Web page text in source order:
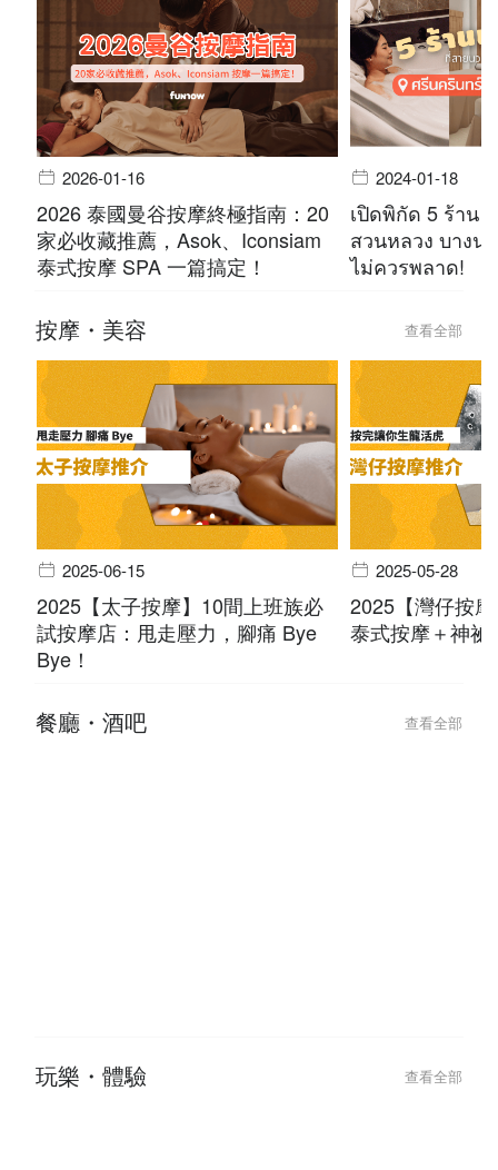
2026-01-16
2026 泰國曼谷按摩終極指南：20
家必收藏推薦，Asok、Iconsiam
2024-01-18
เปิดพิกัด 5 ร้าน
สวนหลวง บาง
按摩・美容 查看全部
2025-06-15
2025【太子按摩】10間上班族必
試按摩店：甩走壓力，腳痛 Bye
2025-05-28
2025【灣仔按